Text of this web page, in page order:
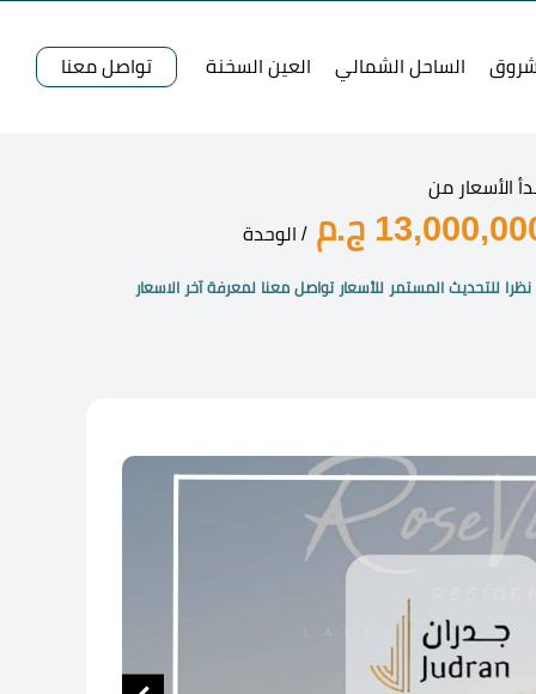
الساحل الشمالي العين السخنة تواصل معنا
الأسعار من
ج.م / الوحدة
نظرا للتحديث المستمر للأسعار تواصل معنا لمعرفة آخر الاسعار